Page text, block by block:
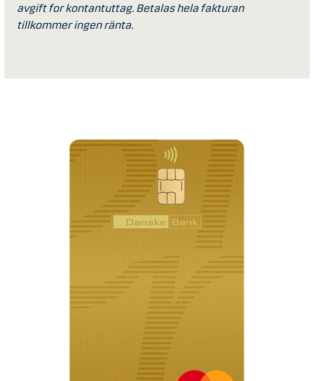
avgift for kontantuttag. Betalas hela fakturan
tillkommer ingen ränta.